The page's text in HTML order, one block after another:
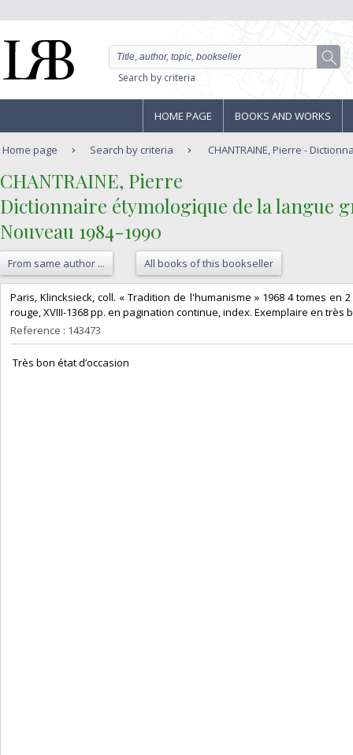
Search by criteria
HOME PAGE BOOKS AND WORKS
Home page Search by criteria CHANTRAINE, Pierre -
‎CHANTRAINE, Pierre‎
‎Dictionnaire étymologique de la langue
Nouveau 1984-1990‎
From same author ... All books of this bookseller
‎Paris, Klincksieck, coll. « Tradition de l'humanisme » 1968 4 tomes en
rouge, XVIII-1368 pp. en pagination continue, index. Exemplaire en très
Reference : 143473
‎ Très bon état d’occasion ‎